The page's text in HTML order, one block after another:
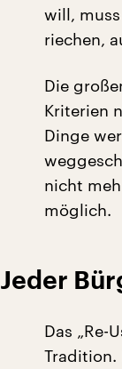
will,
riechen,
Die
Kriterien
Dinge
nicht
möglich.
Jeder
Das „Re-
Tradition.